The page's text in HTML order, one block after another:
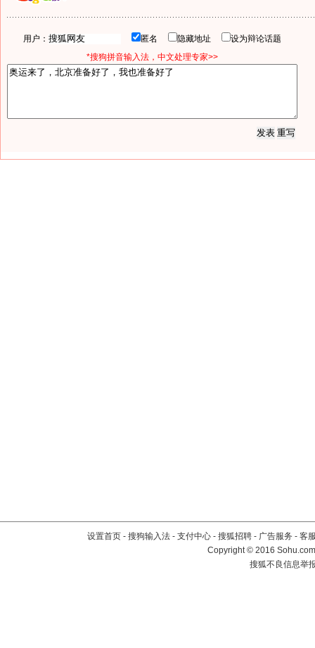
用户： 匿名 隐藏地址
设为辩论话题
*搜狗拼音输入法，中文处理专家>>
设置首页 - 搜狗输入法 - 支付中心 - 搜狐招聘 - 广告服务 - 客
Copyright©2016
搜狐不良信息举